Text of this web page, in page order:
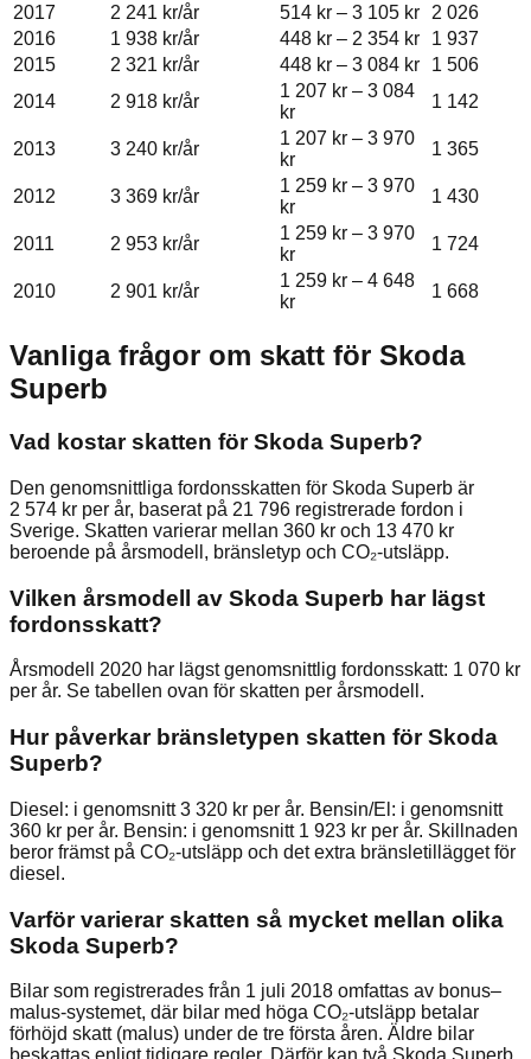
2017
2 241 kr/år 514 kr – 3 105 kr
2 026
2016
1 938 kr/år 448 kr – 2 354 kr
1 937
2015
2 321 kr/år 448 kr – 3 084 kr
1 506
2014
2 918 kr/år
1 207 kr – 3 084
kr
1 142
2013 3 240 kr/år
1 207 kr – 3 970
kr
1 365
2012 3 369 kr/år
1 259 kr – 3 970
kr
1 430
2011 2 953 kr/år
1 259 kr – 3 970
kr
1 724
2010 2 901 kr/år
1 259 kr – 4 648
kr
1 668
Vanliga frågor om skatt för Skoda
Superb
Vad kostar skatten för Skoda Superb?
Den genomsnittliga fordonsskatten för Skoda Superb är
2 574 kr per år, baserat på 21 796 registrerade fordon i
Sverige. Skatten varierar mellan 360 kr och 13 470 kr
beroende på årsmodell, bränsletyp och CO₂-utsläpp.
Vilken årsmodell av Skoda Superb har lägst
fordonsskatt?
Årsmodell 2020 har lägst genomsnittlig fordonsskatt: 1 070 kr
per år. Se tabellen ovan för skatten per årsmodell.
Hur påverkar bränsletypen skatten för Skoda
Superb?
Diesel: i genomsnitt 3 320 kr per år. Bensin/El: i genomsnitt
360 kr per år. Bensin: i genomsnitt 1 923 kr per år. Skillnaden
beror främst på CO₂-utsläpp och det extra bränsletillägget för
diesel.
Varför varierar skatten så mycket mellan olika
Skoda Superb?
Bilar som registrerades från 1 juli 2018 omfattas av bonus–
malus-systemet, där bilar med höga CO₂-utsläpp betalar
förhöjd skatt (malus) under de tre första åren. Äldre bilar